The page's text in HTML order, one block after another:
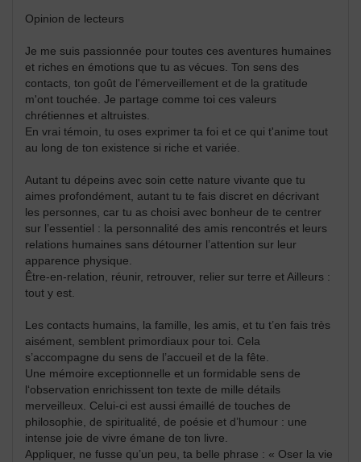
Opinion de lecteurs
Je me suis passionnée pour toutes ces aventures humaines
et riches en émotions que tu as vécues. Ton sens des
contacts, ton goût de l'émerveillement et de la gratitude
m'ont touchée. Je partage comme toi ces valeurs
chrétiennes et altruistes.
En vrai témoin, tu oses exprimer ta foi et ce qui t'anime tout
au long de ton existence si riche et variée.
Autant tu dépeins avec soin cette nature vivante que tu
aimes profondément, autant tu te fais discret en décrivant
les personnes, car tu as choisi avec bonheur de te centrer
sur l’essentiel : la personnalité des amis rencontrés et leurs
relations humaines sans détourner l’attention sur leur
apparence physique.
Être-en-relation, réunir, retrouver, relier sur terre et Ailleurs :
tout y est.
Les contacts humains, la famille, les amis, et tu t’en fais très
aisément, semblent primordiaux pour toi. Cela
s’accompagne du sens de l’accueil et de la fête.
Une mémoire exceptionnelle et un formidable sens de
l‘observation enrichissent ton texte de mille détails
merveilleux. Celui-ci est aussi émaillé de touches de
philosophie, de spiritualité, de poésie et d’humour : une
intense joie de vivre émane de ton livre.
Appliquer, ne fusse qu’un peu, ta belle phrase : « Oser la vie